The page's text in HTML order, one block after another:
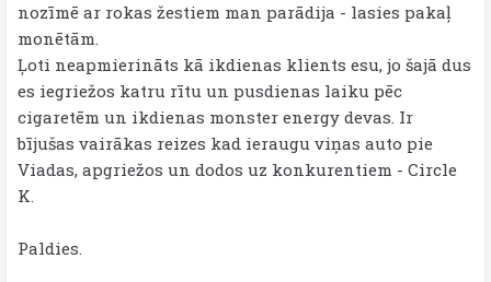
nozīmē ar rokas žestiem man parādija - lasies pakaļ
monētām.
Ļoti neapmierināts kā ikdienas klients esu, jo šajā dus
es iegriežos katru rītu un pusdienas laiku pēc
cigaretēm un ikdienas monster energy devas. Ir
bījušas vairākas reizes kad ieraugu viņas auto pie
Viadas, apgriežos un dodos uz konkurentiem - Circle
K.
Paldies.